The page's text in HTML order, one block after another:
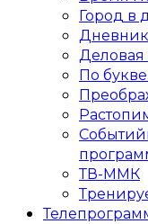
Город в
Деловая
По
ТВ-ММК